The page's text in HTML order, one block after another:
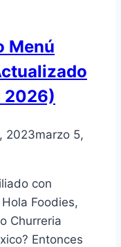
Menú
2026)
2023marzo 5,
con
Foodies,
Churreria
Entonces